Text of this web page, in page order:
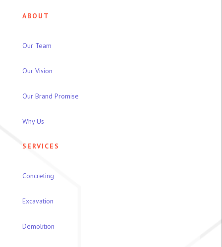
ABOUT
Our Team
Our Vision
Our Brand Promise
Why Us
SERVICES
Concreting
Excavation
Demolition